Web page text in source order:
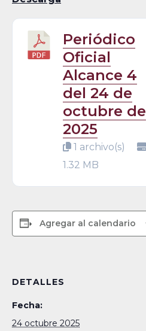
Periódico
Oficial
Alcance 4
del 24 de
octubre de
2025
1 archivo(s)
1.32 MB
Agregar al calendario
DETALLES
Fecha:
24 octubre 2025